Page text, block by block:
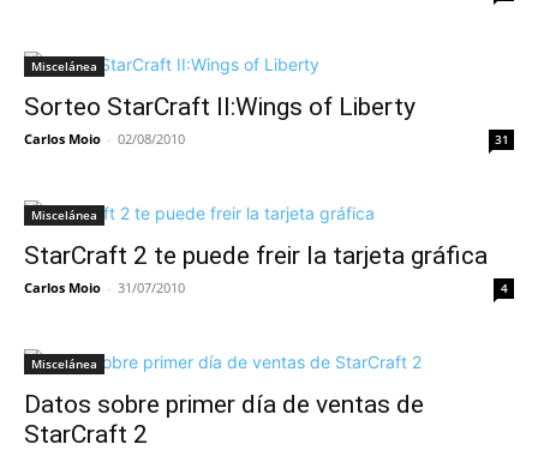
Miscelánea
Sorteo StarCraft II:Wings of Liberty
Carlos Moio - 02/08/2010 31
Miscelánea
StarCraft 2 te puede freir la tarjeta gráfica
Carlos Moio - 31/07/2010 4
Miscelánea
Datos sobre primer día de ventas de
StarCraft 2